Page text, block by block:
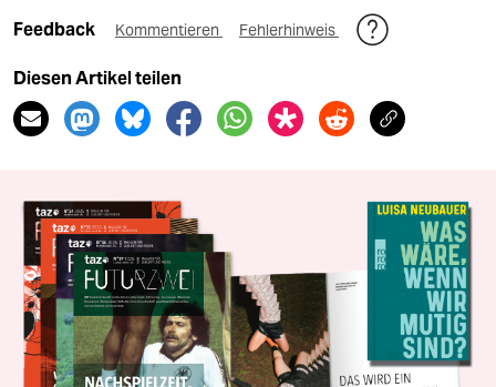
Feedback Kommentieren Fehlerhinweis
Diesen Artikel teilen